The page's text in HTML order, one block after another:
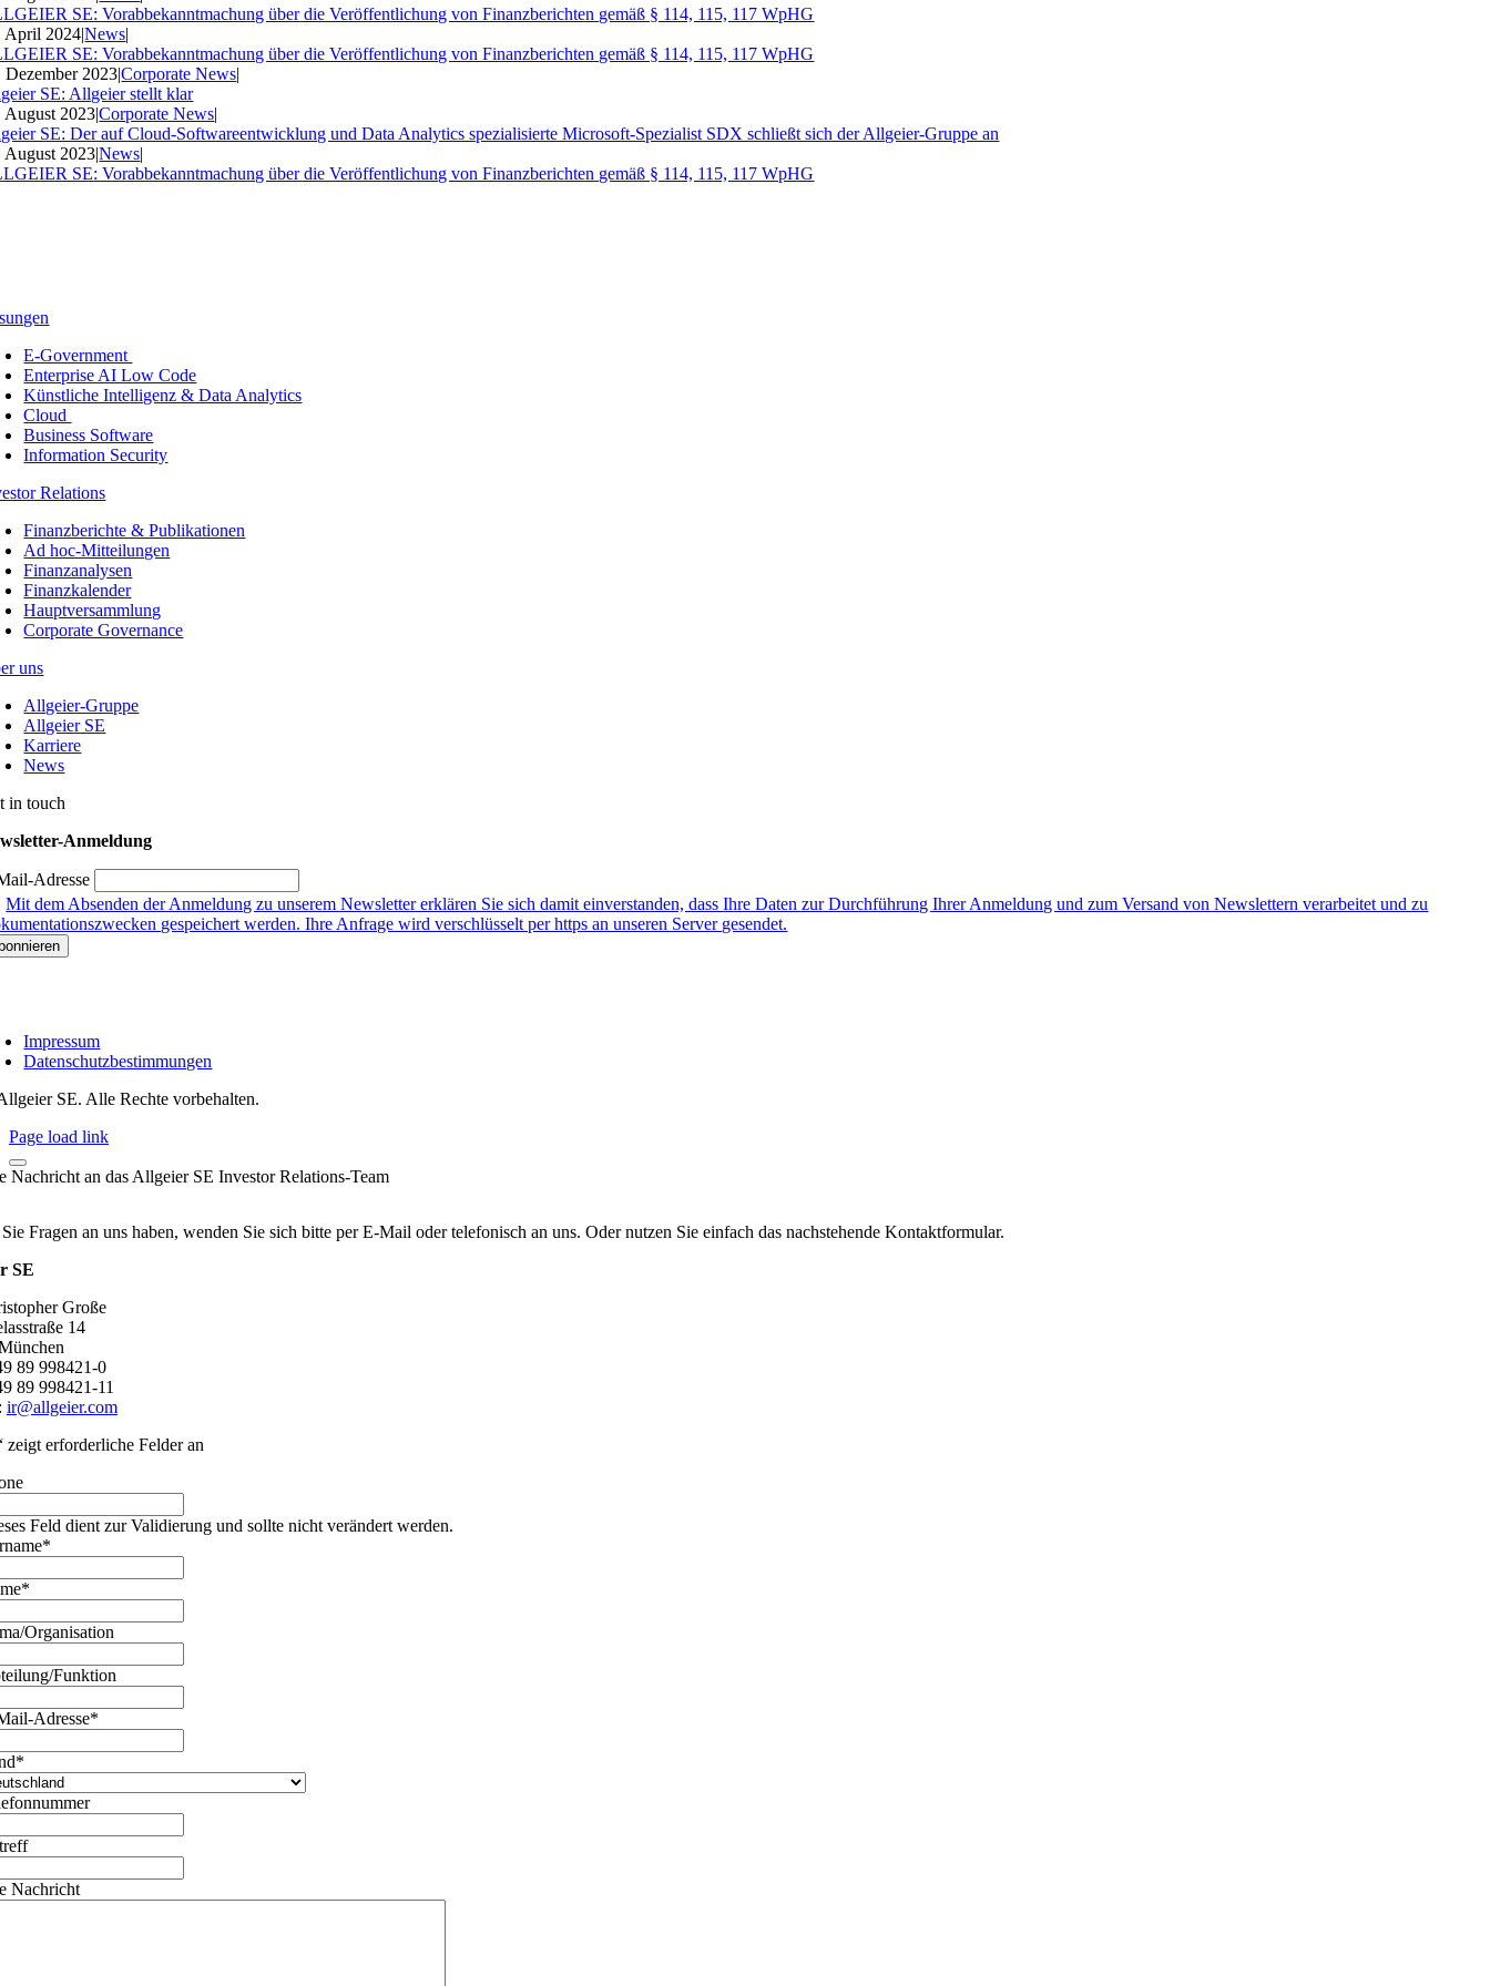
SE: Vorabbekanntmachung über die Veröffentlichung von Finanzberichten gemäß § 114, 115, 117 WpHG
April 2024|News|
SE: Vorabbekanntmachung über die Veröffentlichung von Finanzberichten gemäß § 114, 115, 117 WpHG
Dezember 2023|Corporate News|
SE: Allgeier stellt klar
August 2023|Corporate News|
SE: Der auf Cloud-Softwareentwicklung und Data Analytics spezialisierte Microsoft-Spezialist SDX schließt sich der Allgeier-Gruppe an
August 2023|News|
SE: Vorabbekanntmachung über die Veröffentlichung von Finanzberichten gemäß § 114, 115, 117 WpHG
E-Government
Enterprise AI Low Code
Künstliche Intelligenz & Data Analytics
Cloud
Business Software
Information Security
Relations
Finanzberichte & Publikationen
Ad hoc-Mitteilungen
Finanzanalysen
Finanzkalender
Hauptversammlung
Corporate Governance
uns
Allgeier-Gruppe
Allgeier SE
Karriere
News
in touch
Anmeldung
Adresse
Mit dem Absenden der Anmeldung zu unserem Newsletter erklären Sie sich damit einverstanden, dass Ihre Daten zur Durchführung Ihrer Anmeldung und zum Versand von Newslettern verarbeitet und zu
gespeichert werden. Ihre Anfrage wird verschlüsselt per https an unseren Server gesendet.
Impressum
Datenschutzbestimmungen
SE. Alle Rechte vorbehalten.
Page load link
Nachricht an das Allgeier SE Investor Relations-Team
Fragen an uns haben, wenden Sie sich bitte per E-Mail oder telefonisch an uns. Oder nutzen Sie einfach das nachstehende Kontaktformular.
SE
Große
14
89 998421-0
89 998421-11
ir@allgeier.com
zeigt erforderliche Felder an
Feld dient zur Validierung und sollte nicht verändert werden.
*
*
Organisation
Funktion
Adresse*
*
Nachricht